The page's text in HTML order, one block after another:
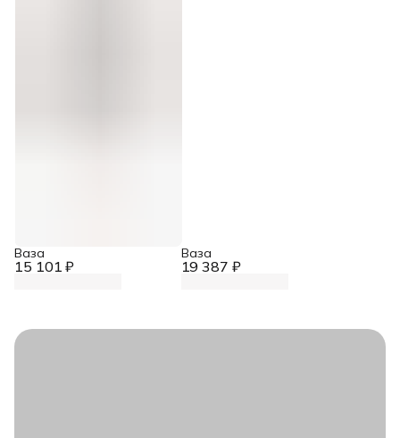
15 101 ₽
Ваза
19 387 ₽
Ваза